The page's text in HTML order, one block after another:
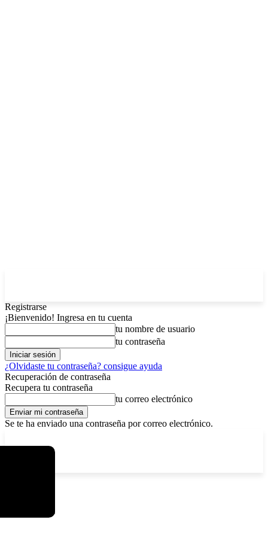
Registrarse
¡Bienvenido! Ingresa en tu cuenta
tu nombre de usuario
tu contraseña
¿Olvidaste tu contraseña? consigue ayuda
Recuperación de contraseña
Recupera tu contraseña
tu correo electrónico
Se te ha enviado una contraseña por correo electrónico.